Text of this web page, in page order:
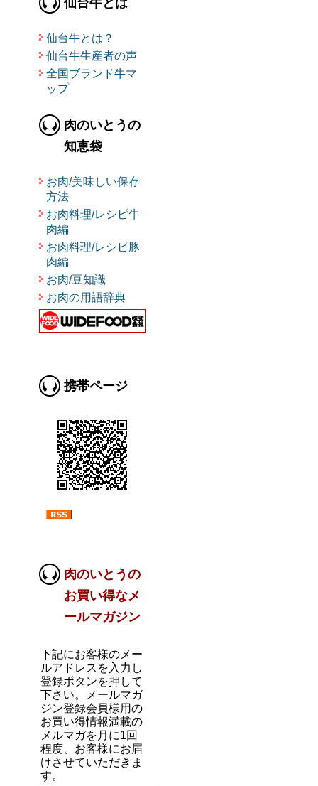
仙台牛とは？
仙台牛生産者の声
全国ブランド牛マ
ップ
肉のいとうの
知恵袋
お肉/美味しい保存
方法
お肉料理/レシピ牛
肉編
お肉料理/レシピ豚
肉編
お肉/豆知識
お肉の用語辞典
携帯ページ
肉のいとうの
お買い得なメ
ールマガジン
下記にお客様のメー
ルアドレスを入力し
登録ボタンを押して
下さい。メールマガ
ジン登録会員様用の
お買い得情報満載の
メルマガを月に1回
程度、お客様にお届
けさせていただきま
す。